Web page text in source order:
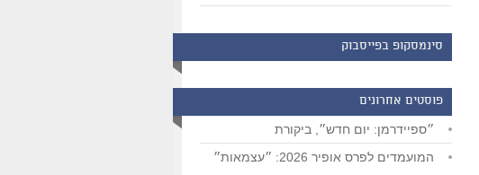
סינמסקופ בפייסבוק
פוסטים אחרונים
״ספיידרמן: יום חדש״, ביקורת
המועמדים לפרס אופיר 2026: ״עצמאות״